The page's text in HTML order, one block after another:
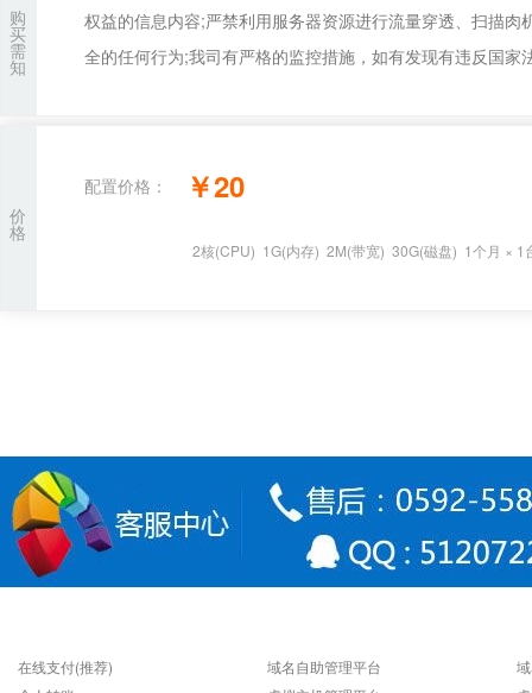
购
买
需
知
权益的信息内容;严禁利用服务器资源进行流量穿透、扫描
全的任何行为;我司有严格的监控措施，如有发现有违反国
价
格
配置价格： ￥20
2核(CPU) 1G(内存) 2M(带宽) 30G(磁盘) 1个月 × 1
在线支付(推荐)
域名自助管理平台